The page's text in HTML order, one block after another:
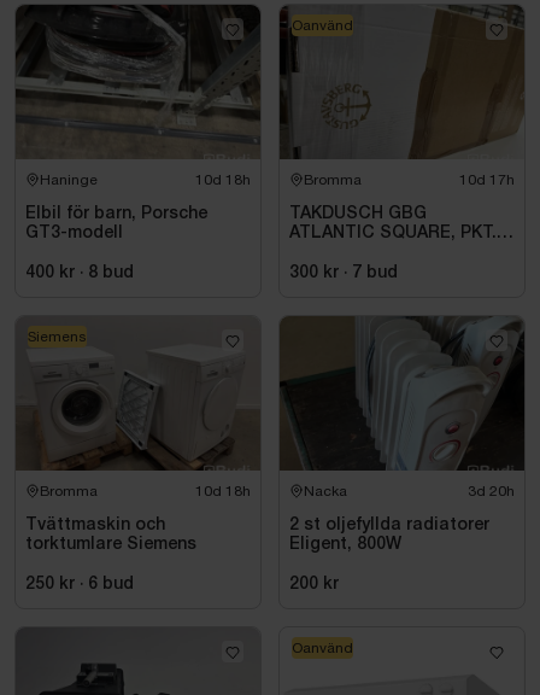
Haninge 10d 18h
Elbil för barn, Porsche
GT3-modell
400 kr · 8 bud
Bromma 10d 17h
TAKDUSCH GBG
ATLANTIC SQUARE, PKT.
KROM
300 kr · 7 bud
Oanvänd
Bromma 10d 18h
Tvättmaskin och
torktumlare Siemens
250 kr · 6 bud
Siemens
Nacka 3d 20h
2 st oljefyllda radiatorer
Eligent, 800W
200 kr
Oanvänd